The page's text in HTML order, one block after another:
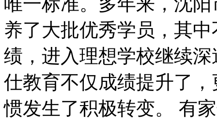
养了大批优秀学员，其
绩，进入理想学校继续
仕教育不仅成绩提升了
惯发生了积极转变。 有